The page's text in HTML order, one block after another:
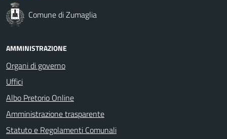
Comune di Zumaglia
AMMINISTRAZIONE
Organi di governo
Uffici
Albo Pretorio Online
Amministrazione trasparente
Statuto e Regolamenti Comunali